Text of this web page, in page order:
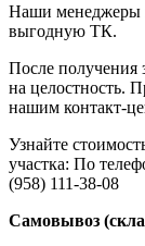
Наши менеджеры
выгодную ТК.
После получения
на целостность.
нашим контакт-
Узнайте
участка: По
(958) 111-38-08
Самовывоз